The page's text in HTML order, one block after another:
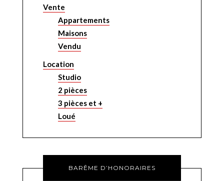
Vente
Appartements
Maisons
Vendu
Location
Studio
2 pièces
3 pièces et +
Loué
BARÊME D’HONORAIRES